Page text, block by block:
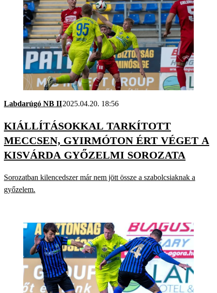
Labdarúgó NB II2025.04.20. 18:56
KIÁLLÍTÁSOKKAL TARKÍTOTT
MECCSEN, GYIRMÓTON ÉRT VÉGET A
KISVÁRDA GYŐZELMI SOROZATA
Sorozatban kilencedszer már nem jött össze a szabolcsiaknak a
győzelem.